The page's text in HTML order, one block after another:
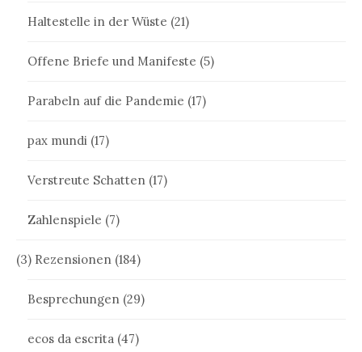
Haltestelle in der Wüste (21)
Offene Briefe und Manifeste (5)
Parabeln auf die Pandemie (17)
pax mundi (17)
Verstreute Schatten (17)
Zahlenspiele (7)
(3) Rezensionen (184)
Besprechungen (29)
ecos da escrita (47)